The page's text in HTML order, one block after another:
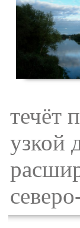
течёт
узкой